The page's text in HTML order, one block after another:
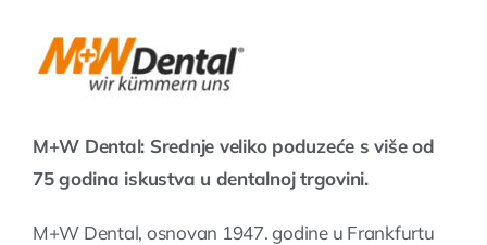
O nama
M+W Dental: Srednje veliko poduzeće s više od
75 godina iskustva u dentalnoj trgovini.
M+W Dental, osnovan 1947. godine u Frankfurtu